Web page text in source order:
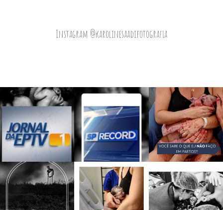
Instagram @karolinesaadifotografia